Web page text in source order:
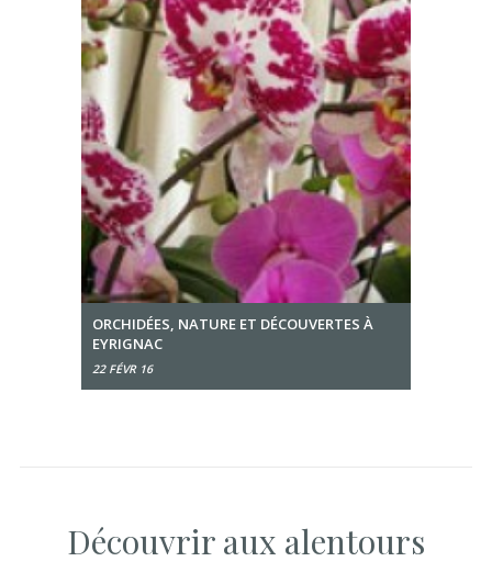
ORCHIDÉES, NATURE ET DÉCOUVERTES À
EYRIGNAC
22 FÉVR 16
Découvrir aux alentours